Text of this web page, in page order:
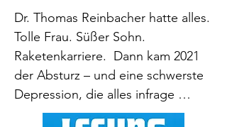
Dr. Thomas Reinbacher hatte alles.
Tolle Frau. Süßer Sohn.
Raketenkarriere.  Dann kam 2021
der Absturz – und eine schwerste
Depression, die alles infrage
stellte. In dieser sehr persönlichen